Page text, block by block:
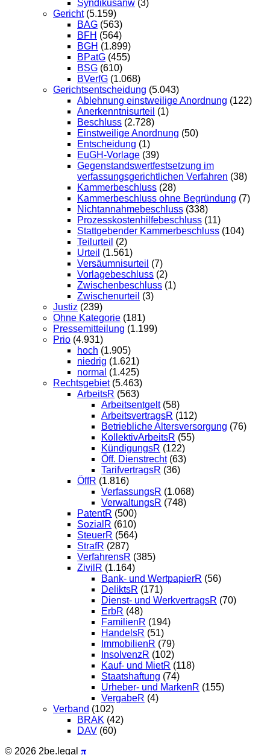
Syndikusanw (3)
Gericht(5.159)
BAG (563)
BFH (564)
BGH (1.899)
BPatG (455)
BSG (610)
BVerfG (1.068)
Gerichtsentscheidung (5.043)
Ablehnung einstweilige Anordnung (122)
Anerkenntnisurteil (1)
Beschluss (2.728)
Einstweilige Anordnung (50)
Entscheidung (1)
EuGH-Vorlage (39)
Gegenstandswertfestsetzung im
verfassungsgerichtlichen Verfahren (38)
Kammerbeschluss (28)
Kammerbeschluss ohne Begründung (7)
Nichtannahmebeschluss (338)
Prozesskostenhilfebeschluss (11)
Stattgebender Kammerbeschluss (104)
Teilurteil (2)
Urteil (1.561)
Versäumnisurteil (7)
Vorlagebeschluss (2)
Zwischenbeschluss (1)
Zwischenurteil (3)
Justiz (239)
Ohne Kategorie (181)
Pressemitteilung (1.199)
Prio (4.931)
hoch (1.905)
niedrig (1.621)
normal (1.425)
Rechtsgebiet(5.463)
ArbeitsR (563)
Arbeitsentgelt(58)
ArbeitsvertragsR (112)
Betriebliche Altersversorgung (76)
KollektivArbeitsR (55)
KündigungsR (122)
Öff. Dienstrecht(63)
TarifvertragsR (36)
ÖffR (1.816)
VerfassungsR (1.068)
VerwaltungsR (748)
PatentR (500)
SozialR (610)
SteuerR (564)
StrafR (287)
VerfahrensR (385)
ZivilR (1.164)
Bank- und WertpapierR (56)
DeliktsR (171)
Dienst- und WerkvertragsR (70)
ErbR (48)
FamilienR (194)
HandelsR (51)
ImmobilienR (79)
InsolvenzR (102)
Kauf- und MietR (118)
Staatshaftung (74)
Urheber- und MarkenR (155)
VergabeR (4)
Verband (102)
BRAK (42)
DAV (60)
© 2026 2be.legal 𝛑